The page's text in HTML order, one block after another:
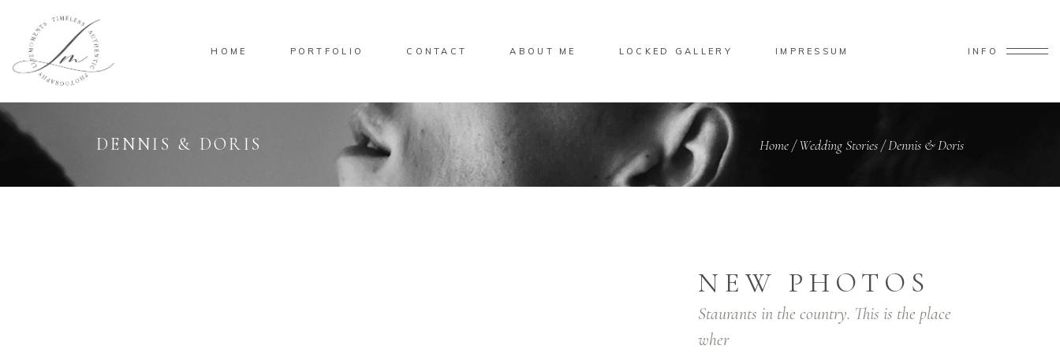
HOME PORTFOLIO CONTACT ABOUT ME LOCKED GALLERY IMPRESSUM INFO
DENNIS & DORIS Home/Wedding Stories/Dennis & Doris
NEW PHOTOS
Staurants in the country. This is the place
wher